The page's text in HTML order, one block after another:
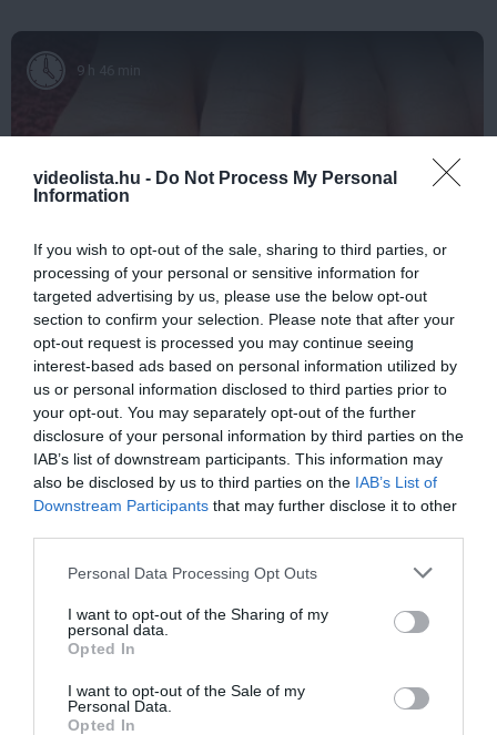
videolista.hu - Do Not Process My Personal
Information
If you wish to opt-out of the sale, sharing to third parties, or
processing of your personal or sensitive information for
targeted advertising by us, please use the below opt-out
section to confirm your selection. Please note that after your
opt-out request is processed you may continue seeing
interest-based ads based on personal information utilized by
us or personal information disclosed to third parties prior to
your opt-out. You may separately opt-out of the further
disclosure of your personal information by third parties on the
IAB’s list of downstream participants. This information may
also be disclosed by us to third parties on the IAB’s List of
Downstream Participants that may further disclose it to other
Please note that this website/app uses one or more Google
not limited to your visit or usage behaviour. You may click to
grant or deny consent to Google and its third-party tags to
use your data for below specified purposes in below Google
consent section.
Personal Data Processing Opt Outs
I want to opt-out of the Sharing of my
personal data.
Opted In
I want to opt-out of the Sale of my
Personal Data.
Opted In
9 h 46 min
Fungus Is A Parasite, And It Dies From A Drop Of
Plain...
More
443 357